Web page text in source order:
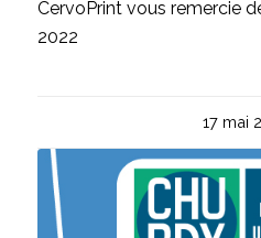
CervoPrint vous remercie
2022
17 mai